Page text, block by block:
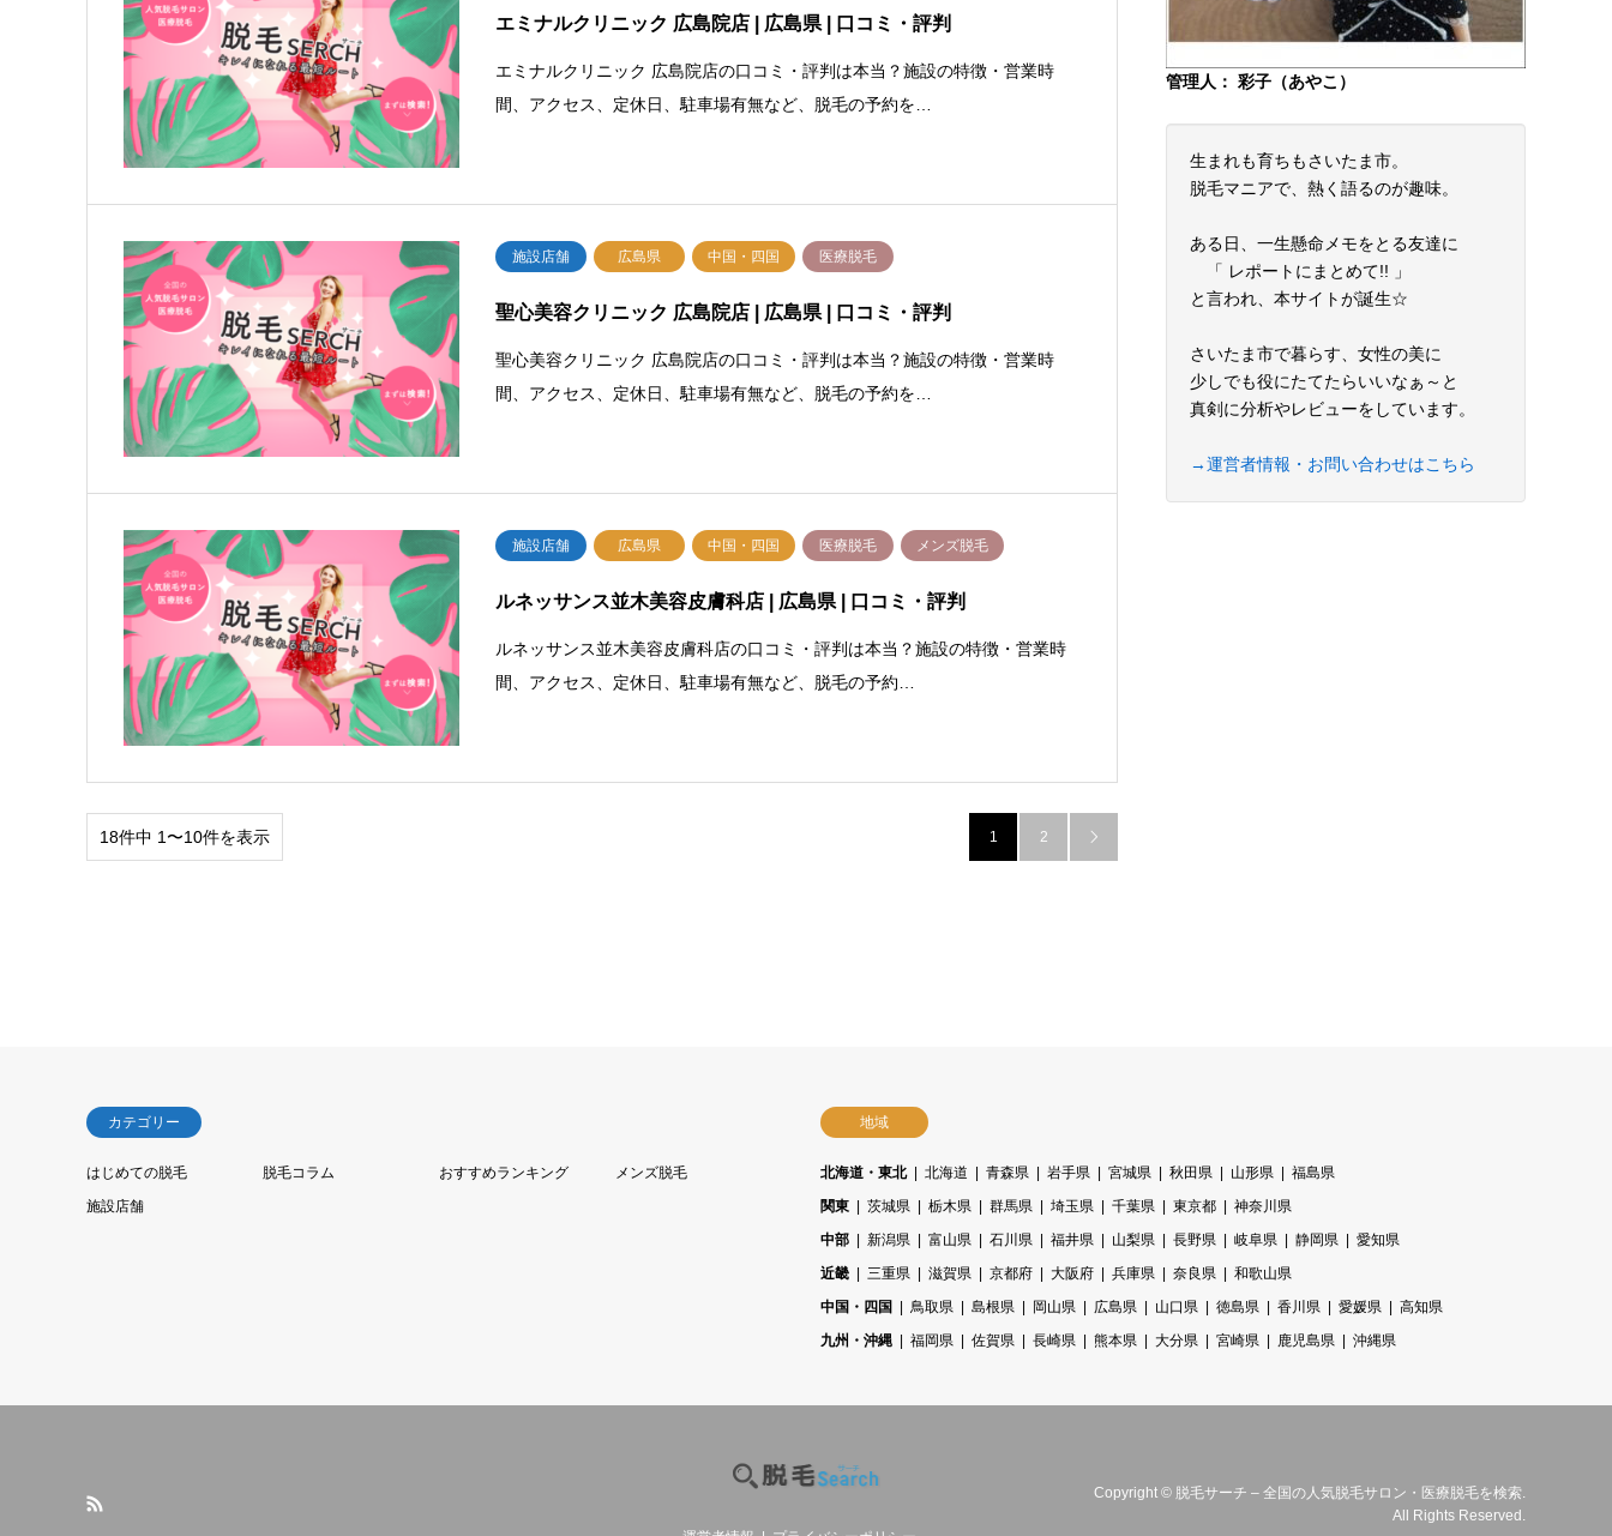
エミナルクリニック 広島院店 | 広島県 | 口コミ・評判
エミナルクリニック 広島院店の口コミ・評判は本当？施設の特徴・営業時
間、アクセス、定休日、駐車場有無など、脱毛の予約を…
施設店舗 広島県 中国・四国 医療脱毛
聖心美容クリニック 広島院店 | 広島県 | 口コミ・評判
聖心美容クリニック 広島院店の口コミ・評判は本当？施設の特徴・営業時
間、アクセス、定休日、駐車場有無など、脱毛の予約を…
施設店舗 広島県 中国・四国 医療脱毛 メンズ脱毛
ルネッサンス並木美容皮膚科店 | 広島県 | 口コミ・評判
ルネッサンス並木美容皮膚科店の口コミ・評判は本当？施設の特徴・営業時
間、アクセス、定休日、駐車場有無など、脱毛の予約…
18件中 1〜10件を表示 1 2 
管理人： 彩子（あやこ）
生まれも育ちもさいたま市。
脱毛マニアで、熱く語るのが趣味。
ある日、一生懸命メモをとる友達に
「 レポートにまとめて!! 」
と言われ、本サイトが誕生☆
さいたま市で暮らす、女性の美に
少しでも役にたてたらいいなぁ～と
真剣に分析やレビューをしています。
→運営者情報・お問い合わせはこちら
カテゴリー
はじめての脱毛 脱毛コラム おすすめランキング
メンズ脱毛
施設店舗
地域
北海道・東北 北海道 青森県 岩手県 宮城県 秋田県 山形県
福島県
関東
茨城県 栃木県 群馬県 埼玉県 千葉県 東京都
神奈川県
中部
新潟県 富山県 石川県 福井県 山梨県 長野県 岐阜県 静岡県
愛知県
近畿
三重県 滋賀県 京都府 大阪府 兵庫県 奈良県
和歌山県
中国・四国
鳥取県 島根県 岡山県 広島県 山口県 徳島県 香川県 愛媛県
高知県
九州・沖縄
福岡県 佐賀県 長崎県 熊本県 大分県 宮崎県 鹿児島県 沖縄県
Copyright © 脱毛サーチ – 全国の人気脱毛サロン・医療脱毛を検索.
All Rights Reserved.